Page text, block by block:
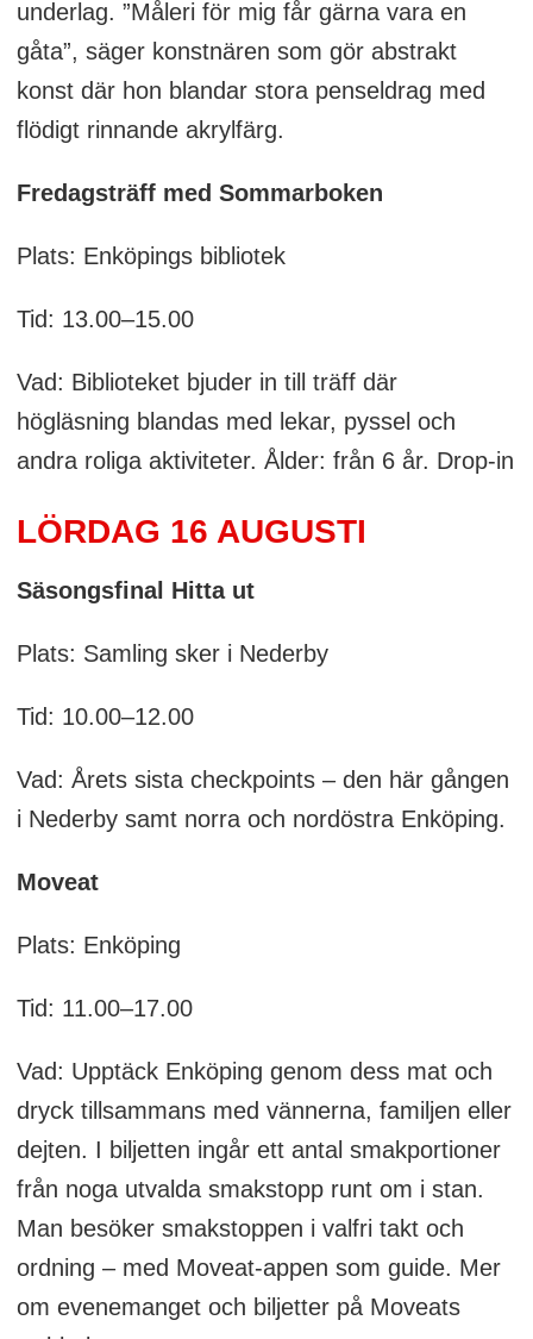
underlag. ”Måleri för mig får gärna vara en
gåta”, säger konstnären som gör abstrakt
konst där hon blandar stora penseldrag med
flödigt rinnande akrylfärg.
Fredagsträff med Sommarboken
Plats: Enköpings bibliotek
Tid: 13.00–15.00
Vad: Biblioteket bjuder in till träff där
högläsning blandas med lekar, pyssel och
andra roliga aktiviteter. Ålder: från 6 år. Drop-in
LÖRDAG 16 AUGUSTI
Säsongsfinal Hitta ut
Plats: Samling sker i Nederby
Tid: 10.00–12.00
Vad: Årets sista checkpoints – den här gången
i Nederby samt norra och nordöstra Enköping.
Moveat
Plats: Enköping
Tid: 11.00–17.00
Vad: Upptäck Enköping genom dess mat och
dryck tillsammans med vännerna, familjen eller
dejten. I biljetten ingår ett antal smakportioner
från noga utvalda smakstopp runt om i stan.
Man besöker smakstoppen i valfri takt och
ordning – med Moveat-appen som guide. Mer
om evenemanget och biljetter på Moveats